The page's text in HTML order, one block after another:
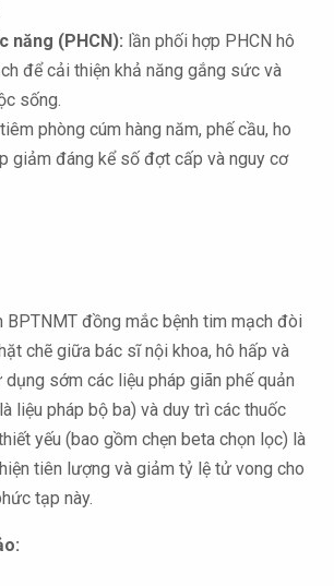
năng (PHCN): lần phối hợp PHCN hô
để cải thiện khả năng gắng sức và
sống.
tiêm phòng cúm hàng năm, phế cầu, ho
giảm đáng kể số đợt cấp và nguy cơ
BPTNMT đồng mắc bệnh tim mạch đòi
chẽ giữa bác sĩ nội khoa, hô hấp và
sớm các liệu pháp giãn phế quản
liệu pháp bộ ba) và duy trì các thuốc
yếu (bao gồm chẹn beta chọn lọc) là
tiên lượng và giảm tỷ lệ tử vong cho
tạp này.